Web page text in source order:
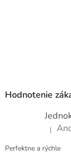
Hodnotenie
|
Perfektne a rýchle